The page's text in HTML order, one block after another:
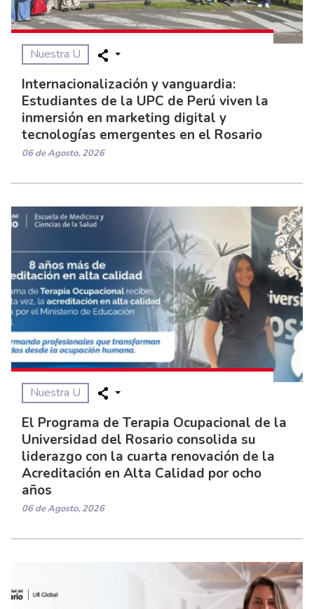
Nuestra U
Internacionalización y vanguardia:
Estudiantes de la UPC de Perú viven la
inmersión en marketing digital y
tecnologías emergentes en el Rosario
06 de Agosto, 2026
Nuestra U
El Programa de Terapia Ocupacional de la
Universidad del Rosario consolida su
liderazgo con la cuarta renovación de la
Acreditación en Alta Calidad por ocho
años
06 de Agosto, 2026